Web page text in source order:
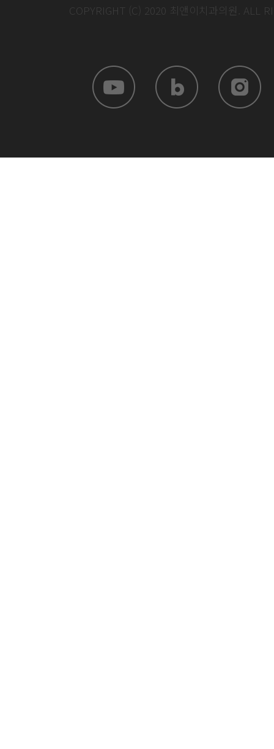
COPYRIGHT (C) 2020 최앤이치과의원. ALL